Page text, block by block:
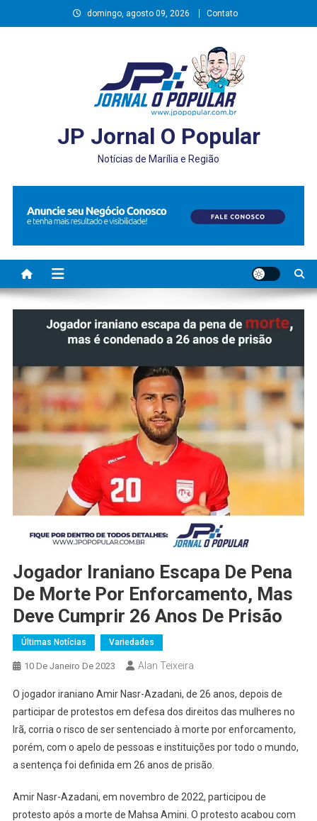
to
domingo, agosto 09, 2026 Contato
JP Jornal O Popular
Notícias de Marília e Região
Jogador Iraniano Escapa De Pena
De Morte Por Enforcamento, Mas
Deve Cumprir 26 Anos De Prisão
Últimas Notícias Variedades
10 De Janeiro De 2023 Alan Teixeira
O jogador iraniano Amir Nasr-Azadani, de 26 anos, depois de
participar de protestos em defesa dos direitos das mulheres no
Irã, corria o risco de ser sentenciado à morte por enforcamento,
porém, com o apelo de pessoas e instituições por todo o mundo,
a sentença foi definida em 26 anos de prisão.
Amir Nasr-Azadani, em novembro de 2022, participou de
protesto após a morte de Mahsa Amini. O protesto acabou com